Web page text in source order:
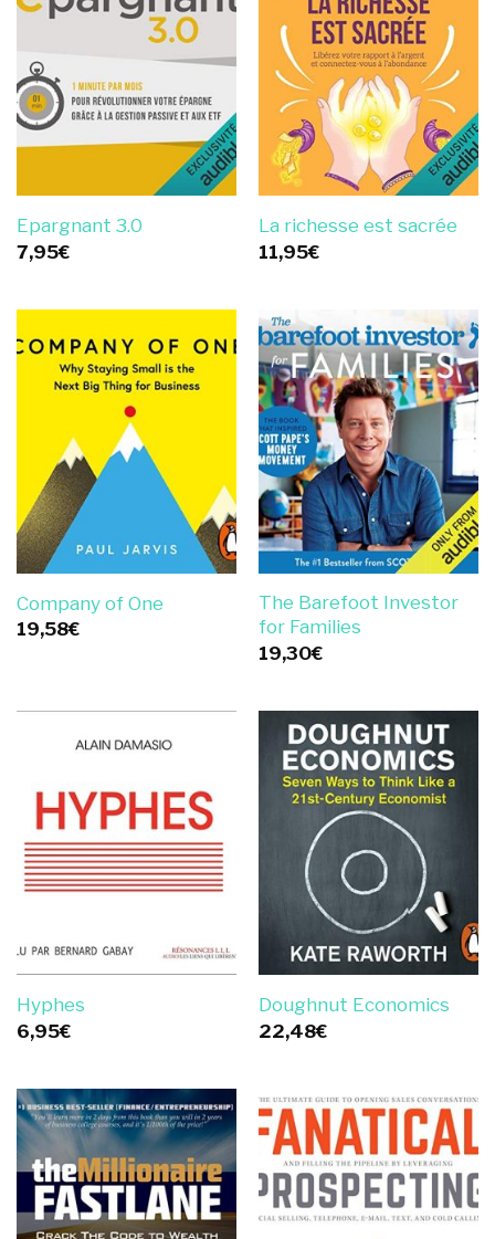
Epargnant 3.0
7,95€
La richesse est sacrée
11,95€
Company of One
19,58€
The Barefoot Investor
for Families
19,30€
Hyphes
6,95€
Doughnut Economics
22,48€